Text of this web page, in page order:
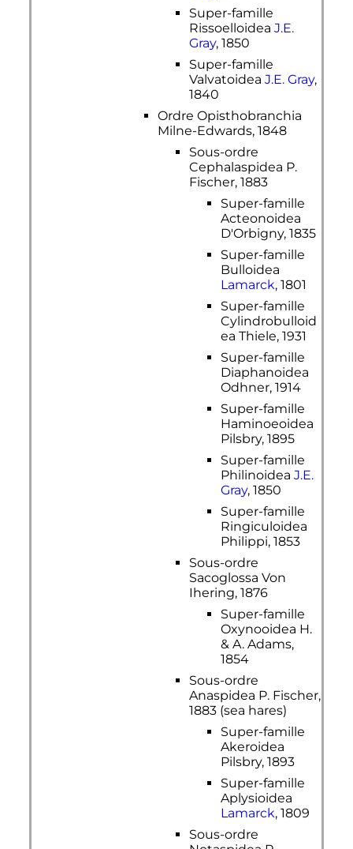
Super-famille
Rissoelloidea J.E.
Gray, 1850
Super-famille
Valvatoidea J.E. Gray,
1840
Ordre Opisthobranchia
Milne-Edwards, 1848
Sous-ordre
Cephalaspidea P.
Fischer, 1883
Super-famille
Acteonoidea
D'Orbigny, 1835
Super-famille
Bulloidea
Lamarck, 1801
Super-famille
Cylindrobulloid
ea Thiele, 1931
Super-famille
Diaphanoidea
Odhner, 1914
Super-famille
Haminoeoidea
Pilsbry, 1895
Super-famille
Philinoidea J.E.
Gray, 1850
Super-famille
Ringiculoidea
Philippi, 1853
Sous-ordre
Sacoglossa Von
Ihering, 1876
Super-famille
Oxynooidea H.
& A. Adams,
1854
Sous-ordre
Anaspidea P. Fischer,
1883 (sea hares)
Super-famille
Akeroidea
Pilsbry, 1893
Super-famille
Aplysioidea
Lamarck, 1809
Sous-ordre